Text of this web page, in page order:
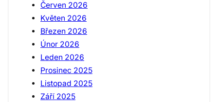
Červen 2026
Květen 2026
Březen 2026
Únor 2026
Leden 2026
Prosinec 2025
Listopad 2025
Září 2025